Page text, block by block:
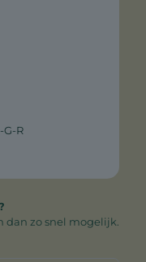
G-R
dan zo snel mogelijk.